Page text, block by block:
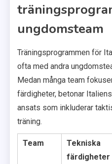
ungdomsteam
Träningsprogrammen för
ofta med andra
Medan många team
färdigheter, betonar
ansats som inkluderar
träning.
Team
Tekniska
färdigheter